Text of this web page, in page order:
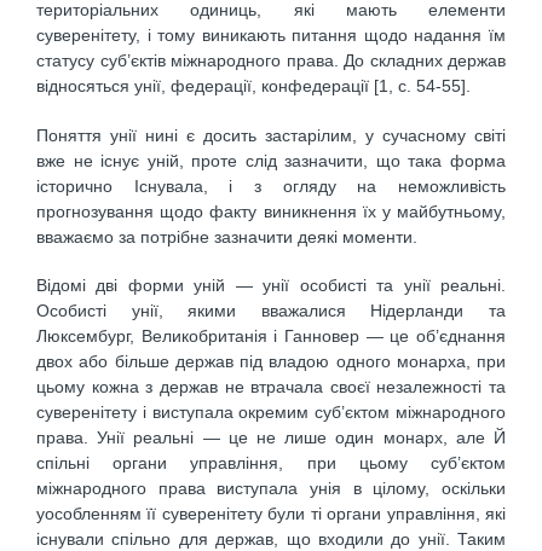
територіальних одиниць, які мають елементи
суверенітету, і тому виникають питання щодо надання їм
статусу суб’єктів міжнародного права. До складних держав
відносяться унії, федерації, конфедерації [1, c. 54-55].
Поняття унії нині є досить застарілим, у сучасному світі
вже не існує уній, проте слід зазначити, що така форма
історично Існувала, і з огляду на неможливість
прогнозування щодо факту виникнення їх у майбутньому,
вважаємо за потрібне зазначити деякі моменти.
Відомі дві форми уній — унії особисті та унії реальні.
Особисті унії, якими вважалися Нідерланди та
Люксембург, Великобританія і Ганновер — це об’єднання
двох або більше держав під владою одного монарха, при
цьому кожна з держав не втрачала своєї незалежності та
суверенітету і виступала окремим суб’єктом міжнародного
права. Унії реальні — це не лише один монарх, але Й
спільні органи управління, при цьому суб’єктом
міжнародного права виступала унія в цілому, оскільки
уособленням її суверенітету були ті органи управління, які
існували спільно для держав, що входили до унії. Таким